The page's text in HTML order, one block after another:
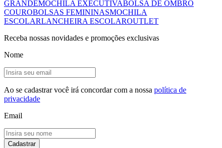
GRANDEMOCHILA EXECUTIVABOLSA DE OMBRO
COUROBOLSAS FEMININASMOCHILA
ESCOLARLANCHEIRA ESCOLAROUTLET
Receba nossas novidades e promoções exclusivas
Nome
Ao se cadastrar você irá concordar com a nossa política de
privacidade
Email
Cadastrar